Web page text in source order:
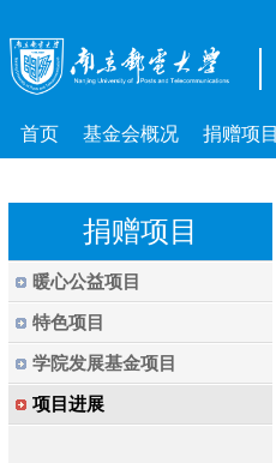
首页 基金会概况 捐赠项目
捐赠项目
暖心公益项目
特色项目
学院发展基金项目
项目进展